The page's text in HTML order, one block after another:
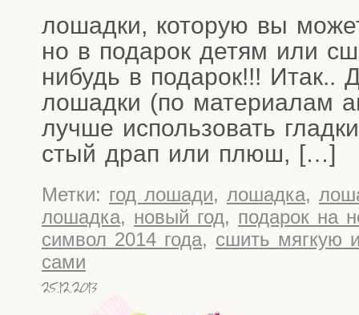
лошад­ки, кото­рую вы
но в пода­рок детям или
нибудь в пода­рок!!! Итак..
лошад­ки (по мате­ри­а­лам
луч­ше исполь­зо­вать
стый драп или плюш, […]
Метки: год лошади, лошадка,
лошадка, новый год, подарок на
символ 2014 года, сшить мягкую
сами
25.12.2013